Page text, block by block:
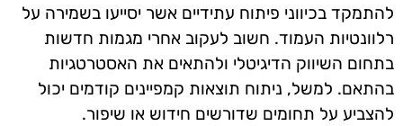
להתמקד בכיווני פיתוח עתידיים אשר יסייעו בשמירה על
רלוונטיות העמוד. חשוב לעקוב אחרי מגמות חדשות
בתחום השיווק הדיגיטלי ולהתאים את האסטרטגיות
בהתאם. למשל, ניתוח תוצאות קמפיינים קודמים יכול
להצביע על תחומים שדורשים חידוש או שיפור.